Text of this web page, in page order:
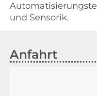
und Sensorik.
Anfahrt